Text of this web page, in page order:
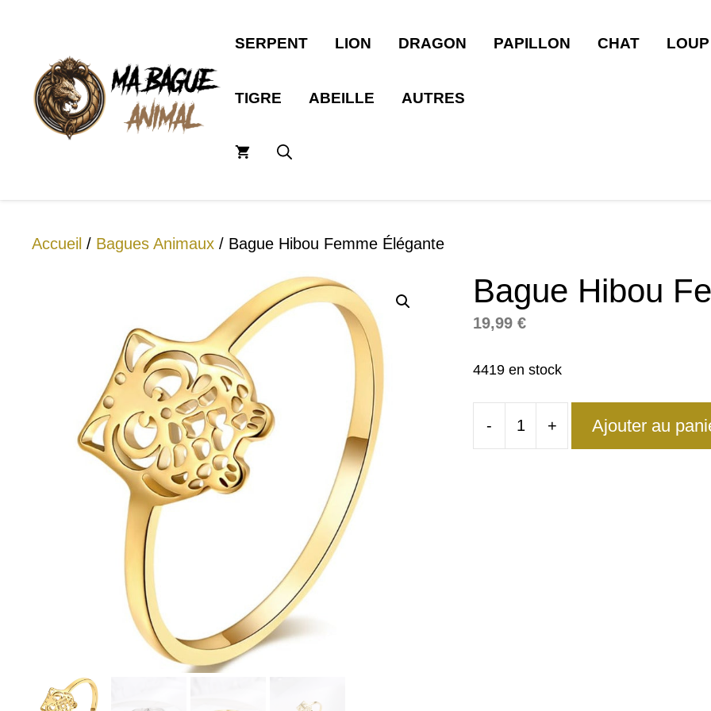
contenu
SERPENT LION DRAGON PAPILLON CHAT LOUP
TIGRE ABEILLE AUTRES
Accueil / Bagues Animaux / Bague Hibou Femme Élégante
Bague Hibou
19,99€
4419 en stock
-
quantité
+ Ajouter au